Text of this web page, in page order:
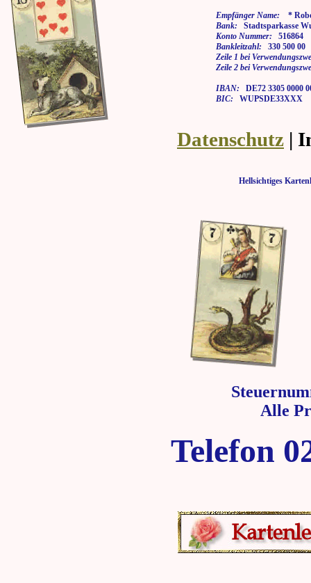
Empfänger Name: *
Bank: Stadtsparkasse
Konto Nummer: 516864
Bankleitzahl: 330 500 00
Zeile 1 bei
Zeile 2 bei
IBAN: DE72 3305 0000
BIC: WUPSDE33XXX
Datenschutz |
Hellsichtiges
Alle
Telefon